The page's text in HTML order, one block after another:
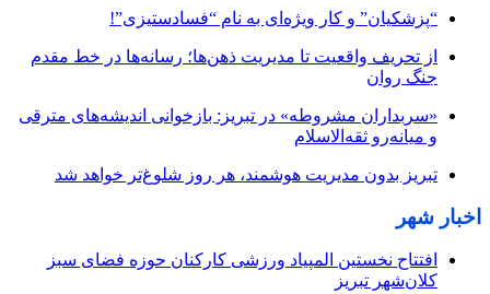
“پزشکیان” و کار ویژه‌ای به نام “فسادستیزی”!
از تحریف واقعیت تا مدیریت ذهن‌ها؛ رسانه‌ها در خط مقدم
جنگ روان
«سربداران مشروطه» در تبریز: بازخوانی اندیشه‌های مترقی
و میانه‌رو ثقه‌الاسلام
تبریز بدون مدیریت هوشمند، هر روز شلوغ‌تر خواهد شد
اخبار شهر
افتتاح نخستین المپیاد ورزشی کارکنان حوزه فضای سبز
کلان‌شهر تبریز